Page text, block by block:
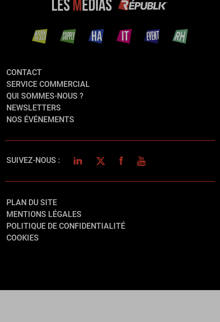
CONTACT
SERVICE COMMERCIAL
QUI SOMMES-NOUS ?
NEWSLETTERS
NOS ÉVÉNEMENTS
SUIVEZ-NOUS : LINKEDINTWITTERFACEBOOK
YOUTUBE
PLAN DU SITE
MENTIONS LÉGALES
POLITIQUE DE CONFIDENTIALITÉ
COOKIES